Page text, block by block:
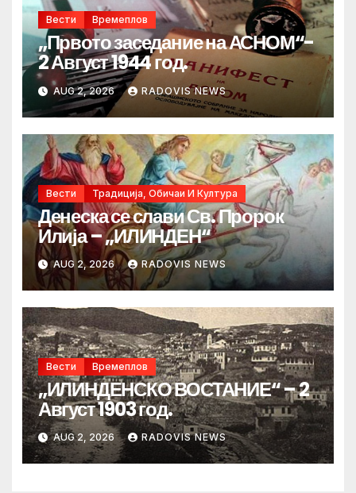
Вести Времеплов
„Првото заседание на АСНОМ“-
2 Август 1944 год.
AUG 2, 2026 RADOVIS NEWS
Вести Традиција, Обичаи И Култура
Денеска се слави Св. Пророк
Илија – „ИЛИНДЕН“
AUG 2, 2026 RADOVIS NEWS
Вести Времеплов
„ИЛИНДЕНСКО ВОСТАНИЕ“ – 2
Август 1903 год.
AUG 2, 2026 RADOVIS NEWS